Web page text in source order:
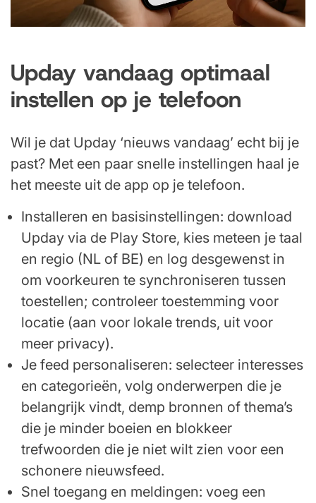
Upday vandaag optimaal
instellen op je telefoon
Wil je dat Upday ‘nieuws vandaag’ echt bij je
past? Met een paar snelle instellingen haal je
het meeste uit de app op je telefoon.
Installeren en basisinstellingen: download
Upday via de Play Store, kies meteen je taal
en regio (NL of BE) en log desgewenst in
om voorkeuren te synchroniseren tussen
toestellen; controleer toestemming voor
locatie (aan voor lokale trends, uit voor
meer privacy).
Je feed personaliseren: selecteer interesses
en categorieën, volg onderwerpen die je
belangrijk vindt, demp bronnen of thema’s
die je minder boeien en blokkeer
trefwoorden die je niet wilt zien voor een
schonere nieuwsfeed.
Snel toegang en meldingen: voeg een